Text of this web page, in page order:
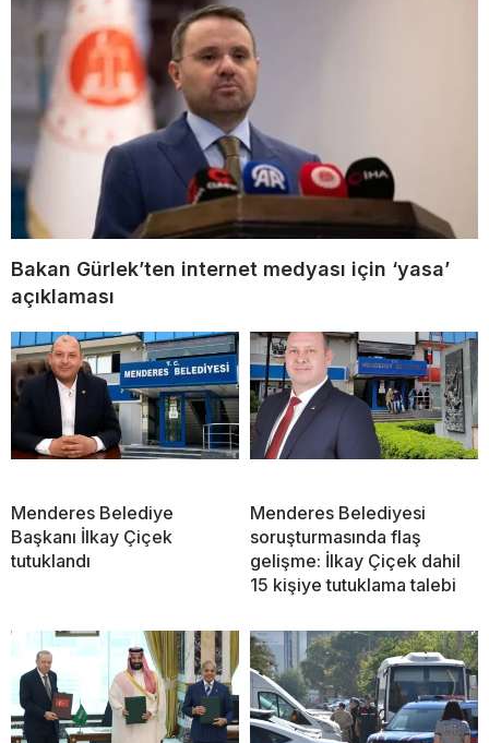
Bakan Gürlek’ten internet medyası için ‘yasa’
açıklaması
Menderes Belediye
Başkanı İlkay Çiçek
tutuklandı
Menderes Belediyesi
soruşturmasında flaş
gelişme: İlkay Çiçek dahil
15 kişiye tutuklama talebi